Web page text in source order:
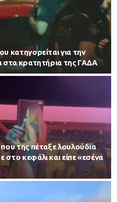
κατηγορείται για την
στα κρατητήρια της ΓΑΔΑ
της πέταξε λουλούδια
κεφάλι και είπε «εσένα